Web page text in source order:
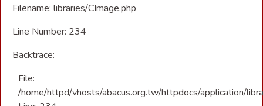
Filename: libraries/CImage.php
Line Number: 234
Backtrace:
File:
/home/httpd/vhosts/abacus.org.tw/httpdocs/application/